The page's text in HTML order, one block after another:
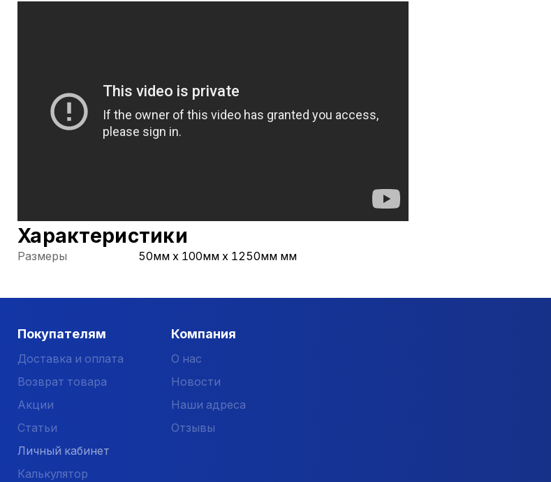
Характеристики
Размеры 50мм х 100мм х 1250мм мм
Покупателям
Доставка и оплата
Возврат товара
Акции
Статьи
Личный кабинет
Калькулятор
Компания
О нас
Новости
Наши адреса
Отзывы